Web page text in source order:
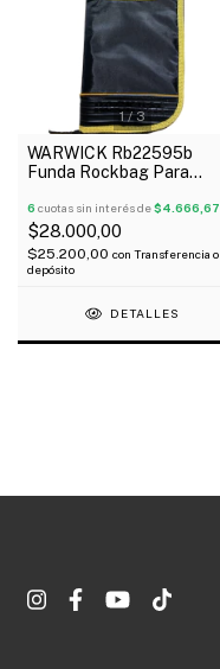
1/3
WARWICK Rb22595b
Funda Rockbag Para
Internas
6 cuotas sin interés de$4.666,67
$28.000,00
$25.200,00 con Transferencia o
depósito
DETALLES